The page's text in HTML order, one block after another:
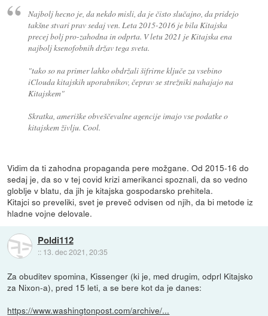
Najbolj hecno je, da nekdo misli, da je čisto slučajno, da pridejo
takšne stvari prav sedaj ven. Leta 2015-2016 je bila Kitajska
precej bolj pro-zahodna in odprta. V letu 2021 je Kitajska ena
najbolj ksenofobnih držav tega sveta.
"tako so na primer lahko obdržali šifrirne ključe za vsebino
iClouda kitajskih uporabnikov, čeprav se strežniki nahajajo na
Kitajskem"
Skratka, ameriške obveščevalne agencije imajo vse podatke o
kitajskem življu. Cool.
Vidim da ti zahodna propaganda pere možgane. Od 2015-16 do
sedaj je, da so v tej covid krizi amerikanci spoznali, da so vedno
globlje v blatu, da jih je kitajska gospodarsko prehitela.
Kitajci so preveliki, svet je preveč odvisen od njih, da bi metode iz
hladne vojne delovale.
Poldi112
:: 13. dec 2021, 20:35
Za obuditev spomina, Kissenger (ki je, med drugim, odprl Kitajsko
za Nixon-a), pred 15 leti, a se bere kot da je danes:
https://www.washingtonpost.com/archive/...